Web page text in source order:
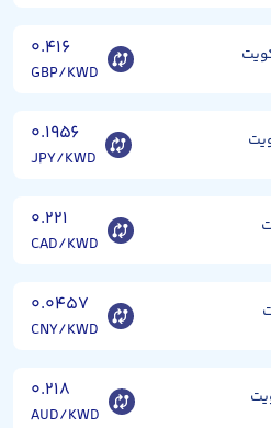
۰.۴۱۶
GBP/KWD
۰.۱۹۵۶
JPY/KWD
۰.۲۲۱
CAD/KWD
۰.۰۴۵۷
CNY/KWD
۰.۲۱۸
AUD/KWD